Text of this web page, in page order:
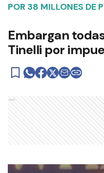
POR 38 MILLONES DE
Embargan
Tinelli por
Ads